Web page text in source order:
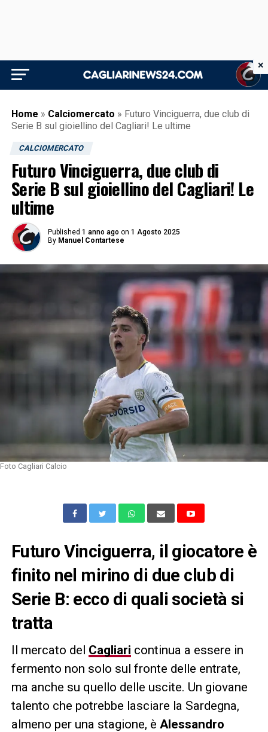
Home » Calciomercato » Futuro Vinciguerra, due club di
Serie B sul gioiellino del Cagliari! Le ultime
CALCIOMERCATO
Futuro Vinciguerra, due club di
Serie B sul gioiellino del Cagliari! Le
ultime
Published 1 anno ago on 1 Agosto 2025
By Manuel Contartese
Foto Cagliari Calcio
Futuro Vinciguerra, il giocatore è
finito nel mirino di due club di
Serie B: ecco di quali società si
tratta
Il mercato del Cagliari continua a essere in
fermento non solo sul fronte delle entrate,
ma anche su quello delle uscite. Un giovane
talento che potrebbe lasciare la Sardegna,
almeno per una stagione, è Alessandro
×